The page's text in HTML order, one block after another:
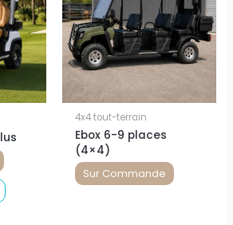
4x4 tout-terrain
Ebox 6-9 places
(4×4)
Sur Commande